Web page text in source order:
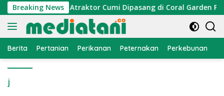
Langsung
ke
konten
Breaking News
Nelayan, Atraktor Cumi Dipasang di Coral Garden Pulau
Berita Pertanian Perikanan Peternakan Perkebunan
j